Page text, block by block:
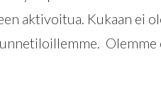
aktivoitua. Kukaan ei